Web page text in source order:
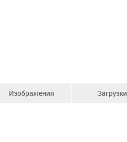
Изображения Загрузки